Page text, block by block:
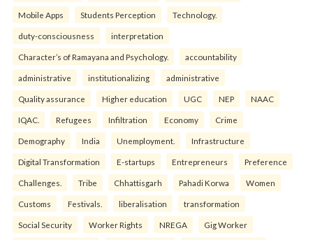
Mobile Apps Students Perception Technology.
duty-consciousness interpretation
Character’s of Ramayana and Psychology. accountability
administrative institutionalizing administrative
Quality assurance Higher education UGC NEP NAAC
IQAC. Refugees Infiltration Economy Crime
Demography India Unemployment. Infrastructure
Digital Transformation E-startups Entrepreneurs Preference
Challenges. Tribe Chhattisgarh Pahadi Korwa Women
Customs Festivals. liberalisation transformation
Social Security Worker Rights NREGA Gig Worker